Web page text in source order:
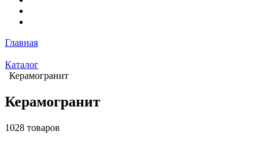
Главная
Каталог
Керамогранит
Керамогранит
1028 товаров